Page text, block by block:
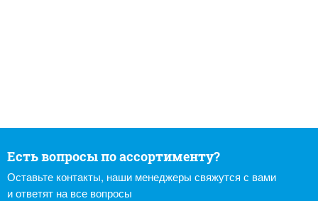
Есть вопросы по ассортименту?
Оставьте контакты, наши менеджеры свяжутся с вами
и ответят на все вопросы